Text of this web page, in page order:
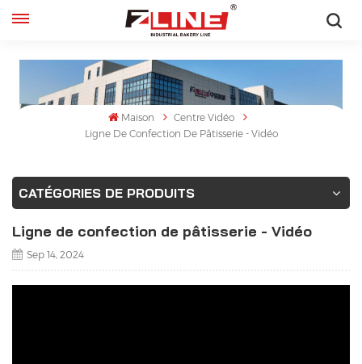
español
Maison
Centre Vidéo
Ligne De Confection De Pâtisserie - Vidéo
CATÉGORIES DE PRODUITS
Ligne de confection de pâtisserie - Vidéo
Sep 14, 2024